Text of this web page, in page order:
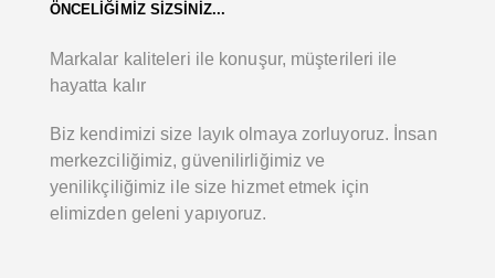
ÖNCELİĞİMİZ SİZSİNİZ...
Markalar kaliteleri ile konuşur, müşterileri ile
hayatta kalır
Biz kendimizi size layık olmaya zorluyoruz. İnsan
merkezciliğimiz, güvenilirliğimiz ve
yenilikçiliğimiz ile size hizmet etmek için
elimizden geleni yapıyoruz.